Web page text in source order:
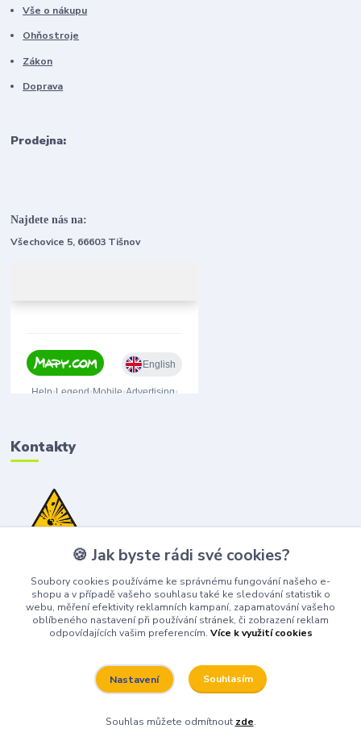
Vše o nákupu
Ohňostroje
Zákon
Doprava
Prodejna:
Najdete nás na:
Všechovice 5, 66603 Tišnov
Kontakty
(+420) 776 075 751
obchod@bangshop.cz
Vytvořeno na
Eshop-rychle.cz
🍪 Jak byste rádi své cookies?
Soubory cookies používáme ke správnému fungování našeho e-
shopu a v případě vašeho souhlasu také ke sledování statistik o
webu, měření efektivity reklamních kampaní, zapamatování vašeho
oblíbeného nastavení při používání stránek, či zobrazení reklam
odpovídajících vašim preferencím. Více k využití cookies
Nastavení Souhlasím
Souhlas můžete odmítnout zde.